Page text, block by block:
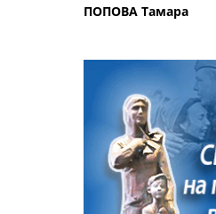
ПОПОВА Тамара